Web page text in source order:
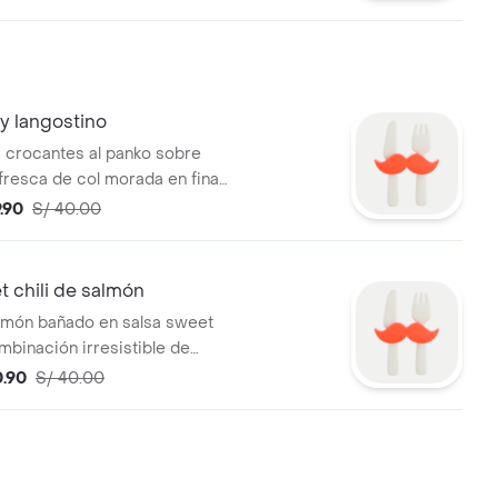
langostino
crocantes al panko sobre
de col morada en fina
en cubos, palta cremosa y
con neggi y
S/ 40.00
chili de salmón
bañado en salsa sweet
irresistible de
Acompañado de col
S/ 40.00